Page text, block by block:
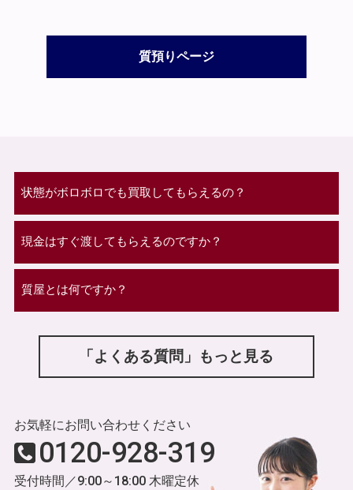
質預りページ
状態がボロボロでも買取してもらえるの？
現金はすぐ渡してもらえるのですか？
質屋とは何ですか？
「よくある質問」もっと見る
お気軽にお問い合わせください
0120-928-319
受付時間／9:00～18:00 木曜定休